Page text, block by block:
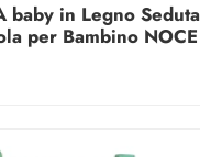
baby in Legno
per Bambino NOCE